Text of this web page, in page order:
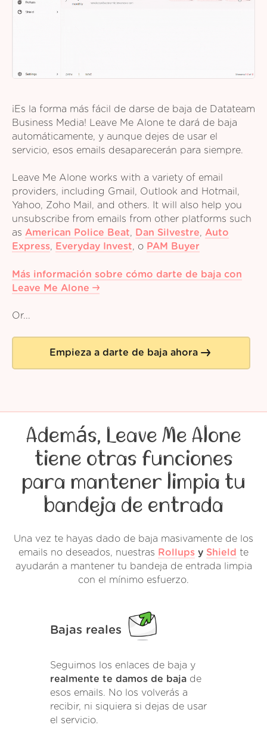
¡Es la forma más fácil de darse de baja de Datateam
Business Media! Leave Me Alone te dará de baja
automáticamente, y aunque dejes de usar el
servicio, esos emails desaparecerán para siempre.
Leave Me Alone works with a variety of email
providers, including Gmail, Outlook and Hotmail,
Yahoo, Zoho Mail, and others. It will also help you
unsubscribe from emails from other platforms such
as American Police Beat, Dan Silvestre, Auto
Express, Everyday Invest, o PAM Buyer
Más información sobre cómo darte de baja con
Leave Me Alone
Or...
Empieza a darte de baja ahora
Además, Leave Me Alone
tiene otras funciones
para mantener limpia tu
bandeja de entrada
Una vez te hayas dado de baja masivamente de los
emails no deseados, nuestras Rollups y Shield te
ayudarán a mantener tu bandeja de entrada limpia
con el mínimo esfuerzo.
Bajas reales
Seguimos los enlaces de baja y
realmente te damos de baja de
esos emails. No los volverás a
recibir, ni siquiera si dejas de usar
el servicio.